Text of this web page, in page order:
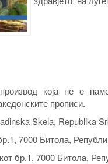
која не е
прописи.
Skela, Republika
7000 Битола,
бр.1, 7000 Битола,